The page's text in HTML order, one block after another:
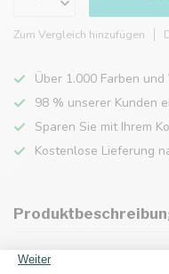
Zum Vergleich hinzufügen
Über 1.000 Farben
98 % unserer Kunden
Sparen Sie mit Ihrem
Kostenlose Lieferung
Eigenschaften